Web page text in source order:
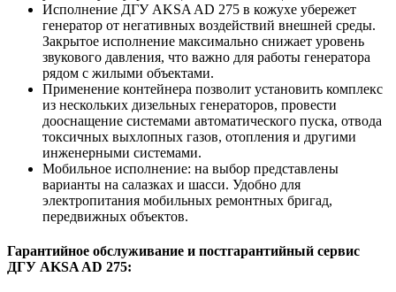
Исполнение ДГУ AKSA AD 275 в кожухе убережет
генератор от негативных воздействий внешней среды.
Закрытое исполнение максимально снижает уровень
звукового давления, что важно для работы генератора
рядом с жилыми объектами.
Применение контейнера позволит установить комплекс
из нескольких дизельных генераторов, провести
дооснащение системами автоматического пуска, отвода
токсичных выхлопных газов, отопления и другими
инженерными системами.
Мобильное исполнение: на выбор представлены
варианты на салазках и шасси. Удобно для
электропитания мобильных ремонтных бригад,
передвижных объектов.
Гарантийное обслуживание и постгарантийный сервис
ДГУ AKSA AD 275: